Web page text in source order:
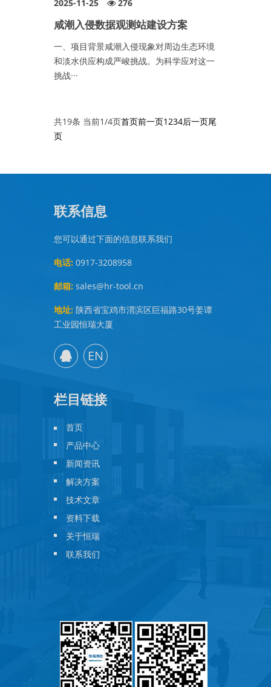
2025-11-25 276
咸潮入侵数据观测站建设方案
一、项目背景咸潮入侵现象对周边生态环境
和淡水供应构成严峻挑战。为科学应对这一
挑战···
共19条 当前1/4页首页前一页1234后一页尾
页
联系信息
您可以通过下面的信息联系我们
电话: 0917-3208958
邮箱: sales@hr-tool.cn
地址: 陕西省宝鸡市渭滨区巨福路30号姜谭
工业园恒瑞大厦
EN
栏目链接
首页
产品中心
新闻资讯
解决方案
技术文章
资料下载
关于恒瑞
联系我们